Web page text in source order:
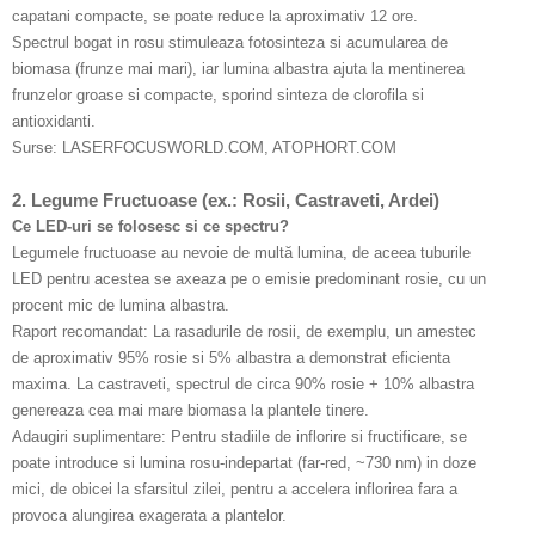
capatani compacte, se poate reduce la aproximativ 12 ore.
Spectrul bogat in rosu stimuleaza fotosinteza si acumularea de
biomasa (frunze mai mari), iar lumina albastra ajuta la mentinerea
frunzelor groase si compacte, sporind sinteza de clorofila si
antioxidanti.
Surse: LASERFOCUSWORLD.COM, ATOPHORT.COM
2. Legume Fructuoase (ex.: Rosii, Castraveti, Ardei)
Ce LED-uri se folosesc si ce spectru?
Legumele fructuoase au nevoie de multă lumina, de aceea tuburile
LED pentru acestea se axeaza pe o emisie predominant rosie, cu un
procent mic de lumina albastra.
Raport recomandat: La rasadurile de rosii, de exemplu, un amestec
de aproximativ 95% rosie si 5% albastra a demonstrat eficienta
maxima. La castraveti, spectrul de circa 90% rosie + 10% albastra
genereaza cea mai mare biomasa la plantele tinere.
Adaugiri suplimentare: Pentru stadiile de inflorire si fructificare, se
poate introduce si lumina rosu-indepartat (far-red, ~730 nm) in doze
mici, de obicei la sfarsitul zilei, pentru a accelera inflorirea fara a
provoca alungirea exagerata a plantelor.